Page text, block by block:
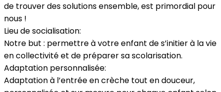
de trouver des solutions ensemble, est primordial pour
nous !
Lieu de socialisation:
Notre but : permettre à votre enfant de s’initier à la vie
en collectivité et de préparer sa scolarisation.
Adaptation personnalisée:
Adaptation à l’entrée en crèche tout en douceur,